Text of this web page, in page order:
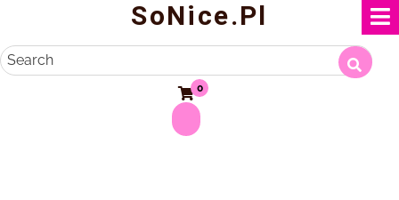
content
SoNice.pl
Search
0